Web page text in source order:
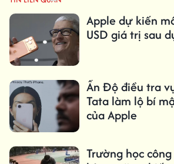
Apple dự kiến
USD giá trị sau
Ấn Độ điều tra
Tata làm lộ bí
của Apple
Trường học